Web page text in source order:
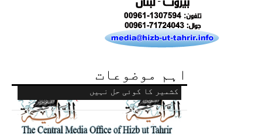
اہم موضوعات
Ummah's Constitution App for Android
Devices
مسلم افواج کو متحرک کرنے کےعلاوہ